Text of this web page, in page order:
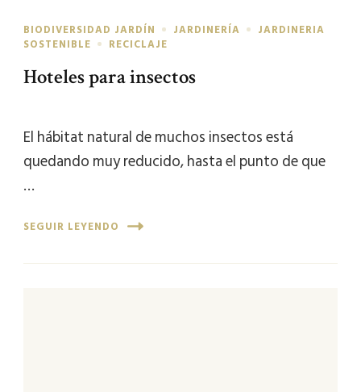
BIODIVERSIDAD JARDÍN JARDINERÍA
JARDINERIA
SOSTENIBLE
RECICLAJE
Hoteles para insectos
El hábitat natural de muchos insectos está
quedando muy reducido, hasta el punto de que
…
SEGUIR LEYENDO